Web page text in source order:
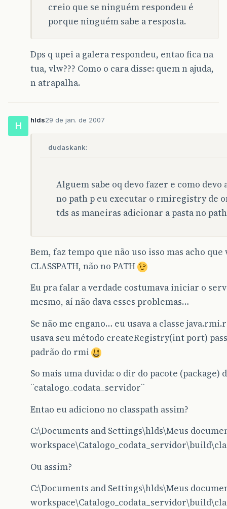
creio que se ninguém respondeu é
porque ninguém sabe a resposta.
Dps q upei a galera respondeu, entao fica na
tua, vlw??? Como o cara disse: quem n ajuda,
n atrapalha.
H
hlds29 de jan. de 2007
dudaskank:
Alguem sabe oq devo fazer e como devo
no path p eu executar o rmiregistry de
tds as maneiras adicionar a pasta no
Bem, faz tempo que não uso isso mas acho
CLASSPATH, não no PATH
Eu pra falar a verdade costumava iniciar o
mesmo, aí não dava esses problemas…
Se não me engano… eu usava a classe
usava seu método createRegistry(int port)
padrão do rmi
So mais uma duvida: o dir do pacote (package)
¨catalogo_codata_servidor¨
Entao eu adiciono no classpath assim?
C:\Documents and Settings\hlds\Meus
Ou assim?
C:\Documents and Settings\hlds\Meus